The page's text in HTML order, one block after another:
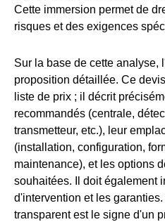
Cette immersion permet de
risques et des exigences
Sur la base de cette analyse,
proposition détaillée. Ce
liste de prix ; il décrit
recommandés (centrale,
transmetteur, etc.), leur
(installation, configuration,
maintenance), et les options
souhaitées. Il doit également
d'intervention et les
transparent est le signe d'un